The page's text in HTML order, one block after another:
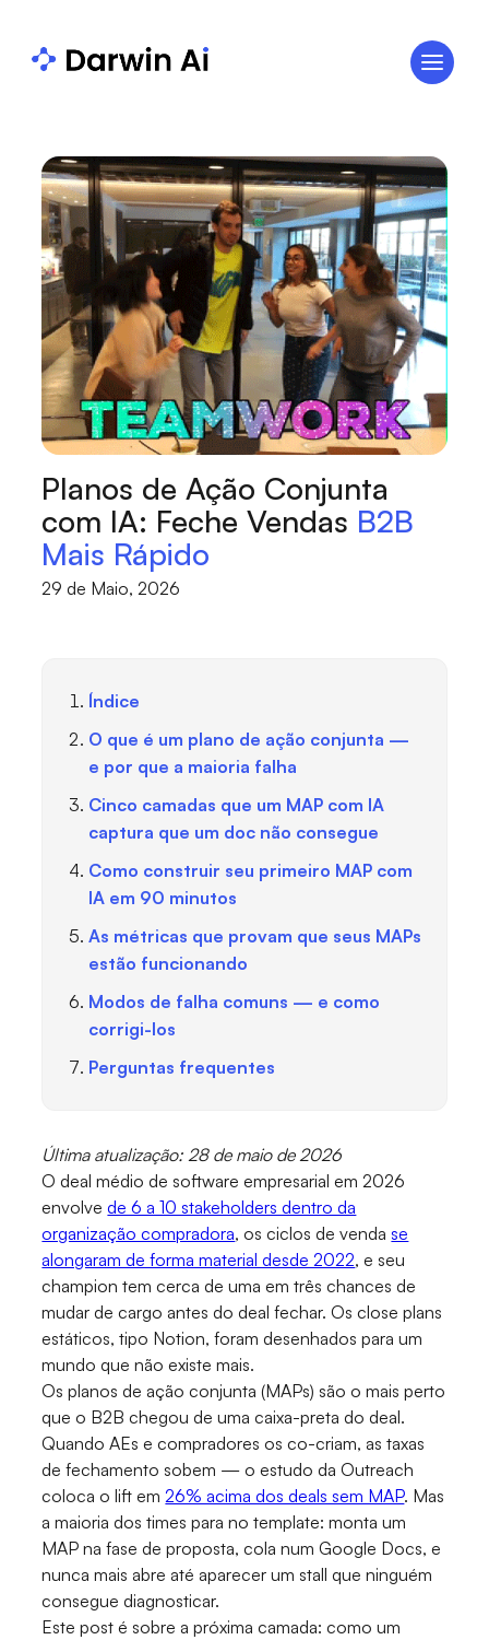
Planos de Ação Conjunta
com IA: Feche Vendas B2B
Mais Rápido
29 de Maio, 2026
Índice
O que é um plano de ação conjunta —
e por que a maioria falha
Cinco camadas que um MAP com IA
captura que um doc não consegue
Como construir seu primeiro MAP com
IA em 90 minutos
As métricas que provam que seus MAPs
estão funcionando
Modos de falha comuns — e como
corrigi-los
Perguntas frequentes
Última atualização: 28 de maio de 2026
O deal médio de software empresarial em 2026
envolve de 6 a 10 stakeholders dentro da
organização compradora, os ciclos de vendase
alongaram de forma material desde 2022, e seu
champion tem cerca de uma em três chances de
mudar de cargo antes do deal fechar. Os close plans
estáticos, tipo Notion, foram desenhados para um
mundo que não existe mais.
Os planos de ação conjunta (MAPs) são o mais perto
que o B2B chegou de uma caixa-preta do deal.
Quando AEs e compradores os co-criam, as taxas
de fechamento sobem — o estudo da Outreach
coloca o lift em 26% acima dos deals sem MAP. Mas
a maioria dos times para no template: monta um
MAP na fase de proposta, cola num Google Docs, e
nunca mais abre até aparecer um stall que ninguém
consegue diagnosticar.
Este post é sobre a próxima camada: como um